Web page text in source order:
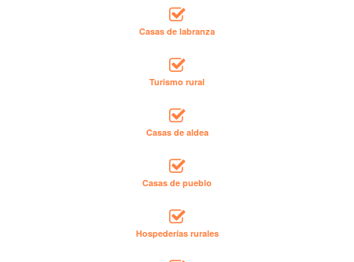
Casas de labranza
Turismo rural
Casas de aldea
Casas de pueblo
Hospederías rurales